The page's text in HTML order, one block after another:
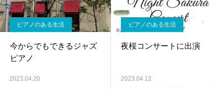
ピアノのある生活
今からでもできるジャズ
ピアノ
2023.04.20
ピアノのある生活
夜桜コンサートに出演
2023.04.12